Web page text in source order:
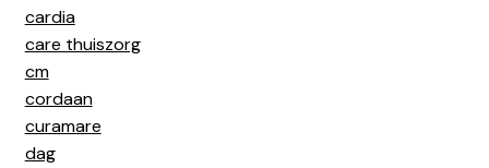
cardia
care thuiszorg
cm
cordaan
curamare
dag